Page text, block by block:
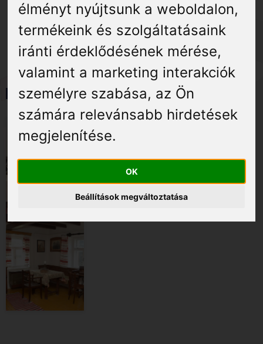
élményt nyújtsunk a weboldalon,
termékeink és szolgáltatásaink
iránti érdeklődésének mérése,
valamint a marketing interakciók
személyre szabása, az Ön
számára relevánsabb hirdetések
megjelenítése.
OK
Beállítások megváltoztatása
Élmények
Gyógyuljon Kisújon
történetének épített tanúja
Képgaléria